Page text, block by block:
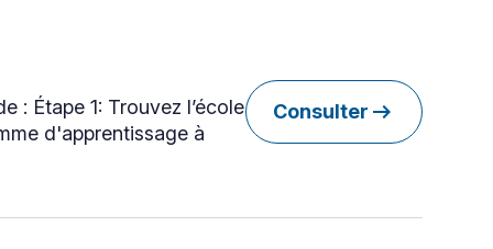
: Étape 1: Trouvez l’école
d'apprentissage à
Consulter arrow_right_alt